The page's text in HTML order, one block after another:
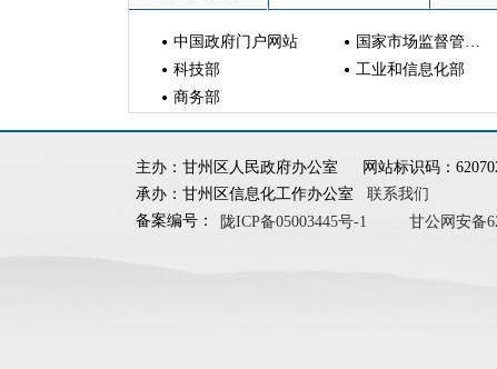
中国政府门户网站 国家市场监督管理总局
科技部
工业和信息化部
商务部
主办：甘州区人民政府办公室 网站标识码：
承办：甘州区信息化工作办公室
联系我们
备案编号：
陇ICP备05003445号-1 甘公网安备